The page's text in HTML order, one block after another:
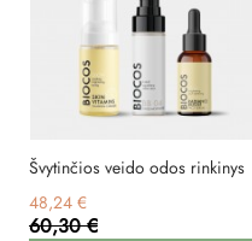
Švytinčios veido odos rinkinys
48,24 €
60,30 €